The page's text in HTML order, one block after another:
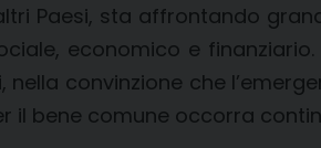
Paesi, sta affrontando
economico e
convinzione che
il bene comune occorra